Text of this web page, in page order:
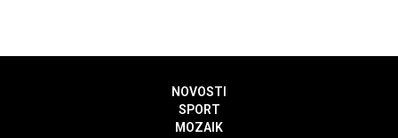
NOVOSTI
SPORT
MOZAIK